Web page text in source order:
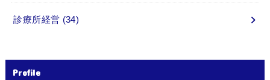
診療所経営 (34)
Profile